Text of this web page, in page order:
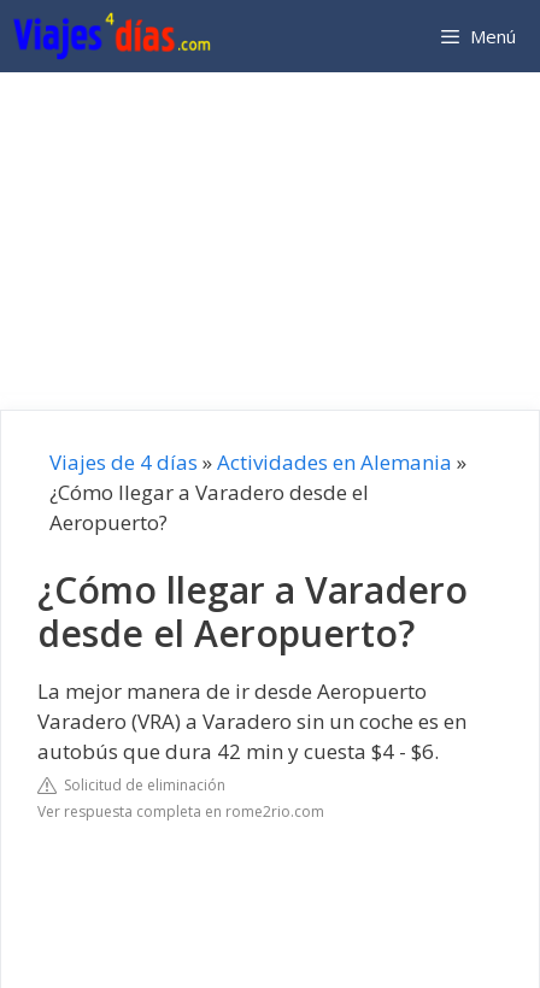
Saltar
al
contenido
Menú
Viajes de 4 días »Actividades en Alemania »
¿Cómo llegar a Varadero desde el
Aeropuerto?
¿Cómo llegar a Varadero
desde el Aeropuerto?
La mejor manera de ir desde Aeropuerto
Varadero (VRA) a Varadero sin un coche es en
autobús que dura 42 min y cuesta $4 - $6.
Solicitud de eliminación
Ver respuesta completa en rome2rio.com